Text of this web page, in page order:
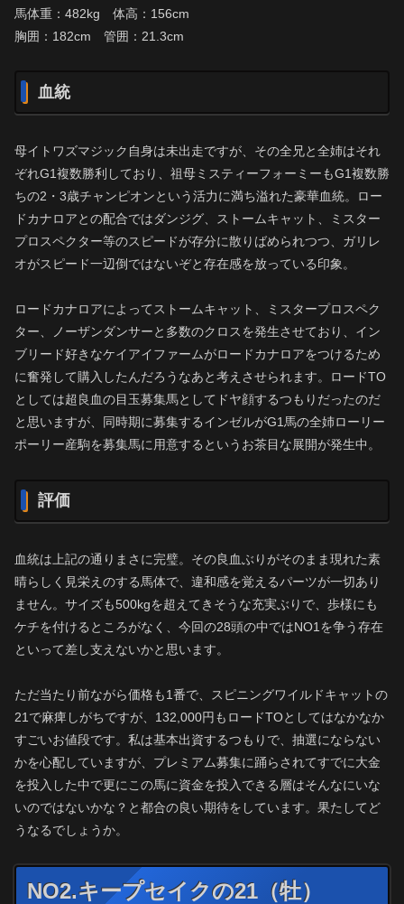
馬体重：482kg 体高：156cm
胸囲：182cm 管囲：21.3cm
血統
母イトワズマジック自身は未出走ですが、その全兄と全姉はそれ
ぞれG1複数勝利しており、祖母ミスティーフォーミーもG1複数勝
ちの2・3歳チャンピオンという活力に満ち溢れた豪華血統。ロー
ドカナロアとの配合ではダンジグ、ストームキャット、ミスター
プロスペクター等のスピードが存分に散りばめられつつ、ガリレ
オがスピード一辺倒ではないぞと存在感を放っている印象。
ロードカナロアによってストームキャット、ミスタープロスペク
ター、ノーザンダンサーと多数のクロスを発生させており、イン
ブリード好きなケイアイファームがロードカナロアをつけるため
に奮発して購入したんだろうなあと考えさせられます。ロードTO
としては超良血の目玉募集馬としてドヤ顔するつもりだったのだ
と思いますが、同時期に募集するインゼルがG1馬の全姉ローリー
ポーリー産駒を募集馬に用意するというお茶目な展開が発生中。
評価
血統は上記の通りまさに完璧。その良血ぶりがそのまま現れた素
晴らしく見栄えのする馬体で、違和感を覚えるパーツが一切あり
ません。サイズも500kgを超えてきそうな充実ぶりで、歩様にも
ケチを付けるところがなく、今回の28頭の中ではNO1を争う存在
といって差し支えないかと思います。
ただ当たり前ながら価格も1番で、スピニングワイルドキャットの
21で麻痺しがちですが、132,000円もロードTOとしてはなかなか
すごいお値段です。私は基本出資するつもりで、抽選にならない
かを心配していますが、プレミアム募集に踊らされてすでに大金
を投入した中で更にこの馬に資金を投入できる層はそんなにいな
いのではないかな？と都合の良い期待をしています。果たしてど
うなるでしょうか。
NO2.キープセイクの21（牡）